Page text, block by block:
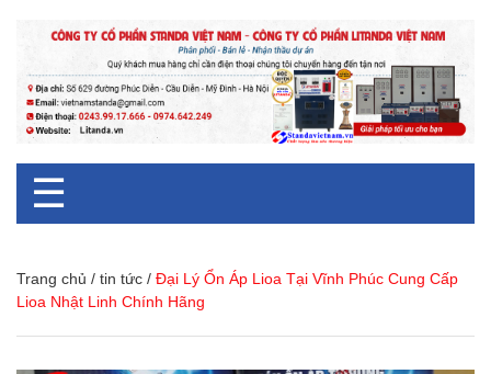
☰
Trang chủ / tin tức / Đại Lý Ổn Áp Lioa Tại Vĩnh Phúc Cung Cấp
Lioa Nhật Linh Chính Hãng